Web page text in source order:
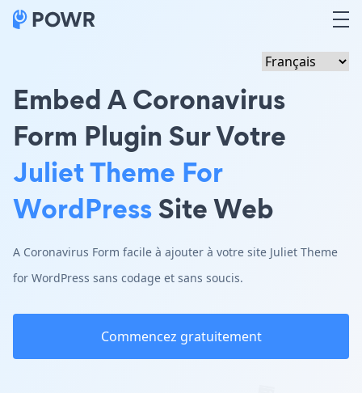
Embed A Coronavirus
Form Plugin Sur Votre
Juliet Theme For
WordPressSite Web
A Coronavirus Form facile à ajouter à votre site Juliet Theme
for WordPress sans codage et sans soucis.
Commencez gratuitement